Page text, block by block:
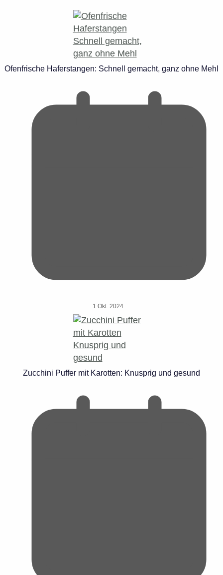
Ofenfrische Haferstangen: Schnell gemacht, ganz ohne Mehl
1 Okt. 2024
Zucchini Puffer mit Karotten: Knusprig und gesund